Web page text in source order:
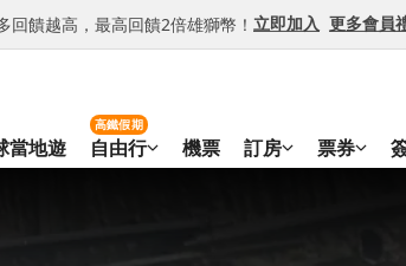
饋越高，最高回饋2倍雄獅幣！ 立即加入 更多會員
當地遊 自由行
高鐵假期
機票 訂房 票券